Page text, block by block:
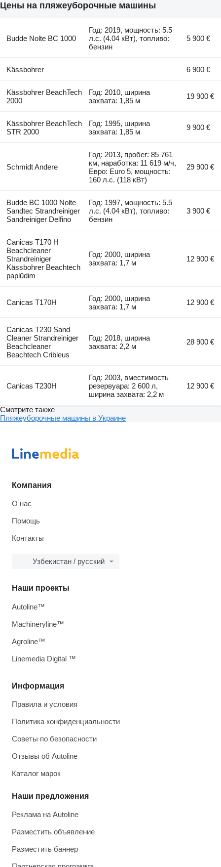
Цены на пляжеуборочные машины
Budde Nolte BC 1000
Год: 2019, мощность: 5.5
л.с. (4.04 кВт), топливо:
бензин
5 900 €
Kässbohrer 6 900 €
Kässbohrer BeachTech
2000
Год: 2010, ширина
захвата: 1,85 м
19 900 €
Kässbohrer BeachTech
STR 2000
Год: 1995, ширина
захвата: 1,85 м
9 900 €
Schmidt Andere
Год: 2013, пробег: 85 761
км, наработка: 11 619 м/ч,
Евро: Euro 5, мощность:
160 л.с. (118 кВт)
29 900 €
Budde BC 1000 Nolte
Sandtec Strandreiniger
Sandreiniger Delfino
Год: 1997, мощность: 5.5
л.с. (4.04 кВт), топливо:
бензин
3 900 €
Canicas T170 H
Beachcleaner
Strandreiniger
Kässbohrer Beachtech
paplūdim
Год: 2000, ширина
захвата: 1,7 м
12 900 €
Canicas T170H
Год: 2000, ширина
захвата: 1,7 м
12 900 €
Canicas T230 Sand
Cleaner Strandreiniger
Beachcleaner
Beachtech Cribleus
Год: 2018, ширина
захвата: 2,2 м
28 900 €
Canicas T230H
Год: 2003, вместимость
резервуара: 2 600 л,
ширина захвата: 2,2 м
12 900 €
Смотрите также
Пляжеуборочные машины в Украине
Компания
О нас
Помощь
Контакты
Узбекистан / русский
Информация
Правила и условия
Политика конфиденциальности
Советы по безопасности
Отзывы об Autoline
Каталог марок
Наши предложения
Реклама на Autoline
Разместить объявление
Разместить баннер
Наши проекты
Autoline™
Machineryline™
Agroline™
Linemedia Digital ™